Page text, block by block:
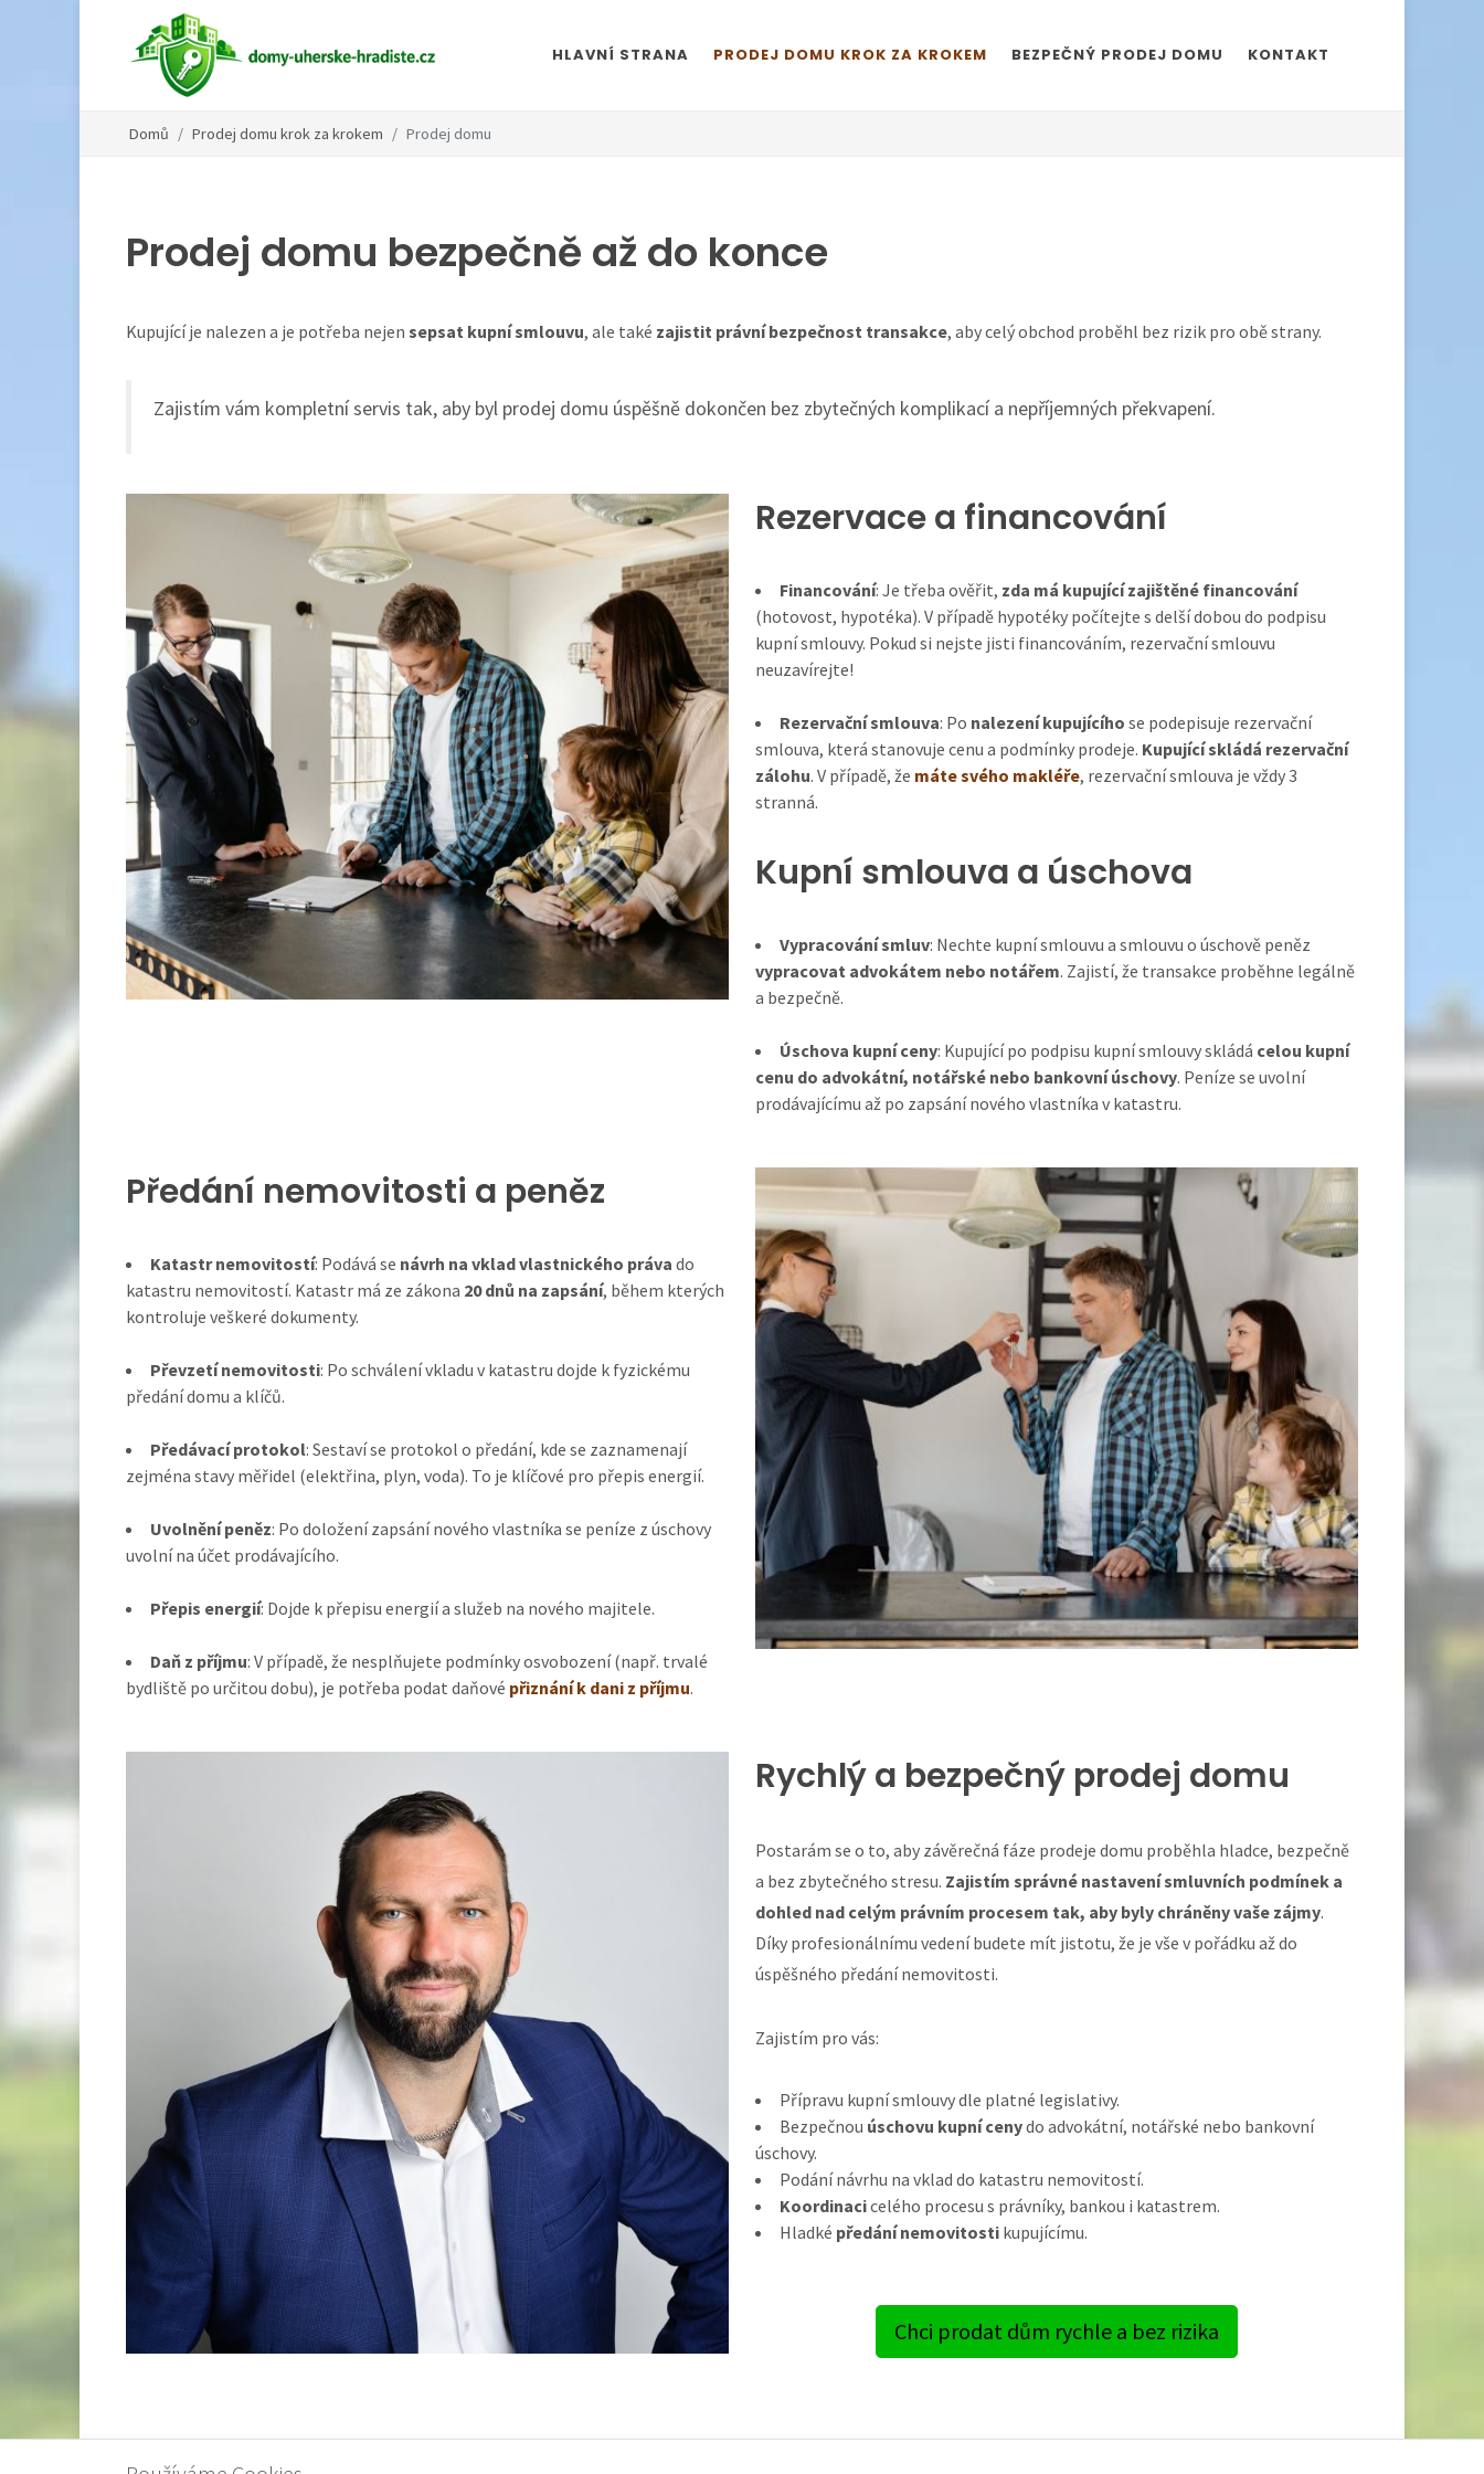
HLAVNÍ STRANA PRODEJ DOMU KROK ZA KROKEM BEZPEČNÝ PRODEJ DOMU KONTAKT
Domů Prodej domu krok za krokem Prodej domu
Prodej domu bezpečně až do konce
Kupující je nalezen a je potřeba nejen sepsat kupní smlouvu, ale také zajistit právní bezpečnost transakce, aby celý obchod proběhl bez rizik pro obě strany.
Zajistím vám kompletní servis tak, aby byl prodej domu úspěšně dokončen bez zbytečných komplikací a nepříjemných překvapení.
Rezervace a financování
Financování: Je třeba ověřit, zda má kupující zajištěné financování
(hotovost, hypotéka). V případě hypotéky počítejte s delší dobou do podpisu
kupní smlouvy. Pokud si nejste jisti financováním, rezervační smlouvu
neuzavírejte!
Rezervační smlouva: Po nalezení kupujícího se podepisuje rezervační
smlouva, která stanovuje cenu a podmínky prodeje. Kupující skládá rezervační
zálohu. V případě, že máte svého makléře, rezervační smlouva je vždy 3
stranná.
Kupní smlouva a úschova
Vypracování smluv: Nechte kupní smlouvu a smlouvu o úschově peněz
vypracovat advokátem nebo notářem. Zajistí, že transakce proběhne legálně
a bezpečně.
Úschova kupní ceny: Kupující po podpisu kupní smlouvy skládá celou kupní
cenu do advokátní, notářské nebo bankovní úschovy. Peníze se uvolní
prodávajícímu až po zapsání nového vlastníka v katastru.
Předání nemovitosti a peněz
Katastr nemovitostí: Podává se návrh na vklad vlastnického práva do
katastru nemovitostí. Katastr má ze zákona 20 dnů na zapsání, během kterých
kontroluje veškeré dokumenty.
Převzetí nemovitosti: Po schválení vkladu v katastru dojde k fyzickému
předání domu a klíčů.
Předávací protokol: Sestaví se protokol o předání, kde se zaznamenají
zejména stavy měřidel (elektřina, plyn, voda). To je klíčové pro přepis energií.
Uvolnění peněz: Po doložení zapsání nového vlastníka se peníze z úschovy
uvolní na účet prodávajícího.
Přepis energií: Dojde k přepisu energií a služeb na nového majitele.
Daň z příjmu: V případě, že nesplňujete podmínky osvobození (např. trvalé
bydliště po určitou dobu), je potřeba podat daňové přiznání k dani z příjmu.
Rychlý a bezpečný prodej domu
Postarám se o to, aby závěrečná fáze prodeje domu proběhla hladce, bezpečně
a bez zbytečného stresu. Zajistím správné nastavení smluvních podmínek a
dohled nad celým právním procesem tak, aby byly chráněny vaše zájmy.
Díky profesionálnímu vedení budete mít jistotu, že je vše v pořádku až do
úspěšného předání nemovitosti.
Zajistím pro vás:
Přípravu kupní smlouvy dle platné legislativy.
Bezpečnou úschovu kupní cenydo advokátní, notářské nebo bankovní
úschovy.
Podání návrhu na vklad do katastru nemovitostí.
Koordinacicelého procesu s právníky, bankou i katastrem.
Hladké předání nemovitosti kupujícímu.
Chci prodat dům rychle a bez rizika